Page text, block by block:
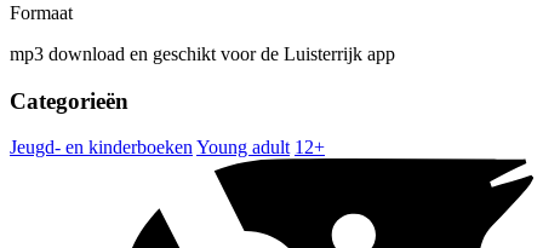
Formaat
mp3 download en geschikt voor de Luisterrijk app
Categorieën
Jeugd- en kinderboeken Young adult 12+